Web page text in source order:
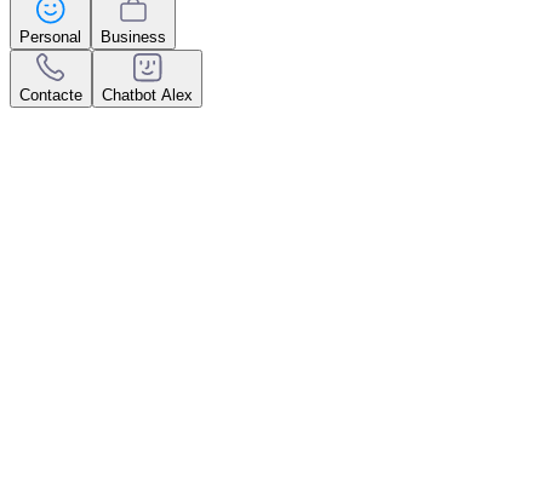
Personal Business
Contacte Chatbot Alex